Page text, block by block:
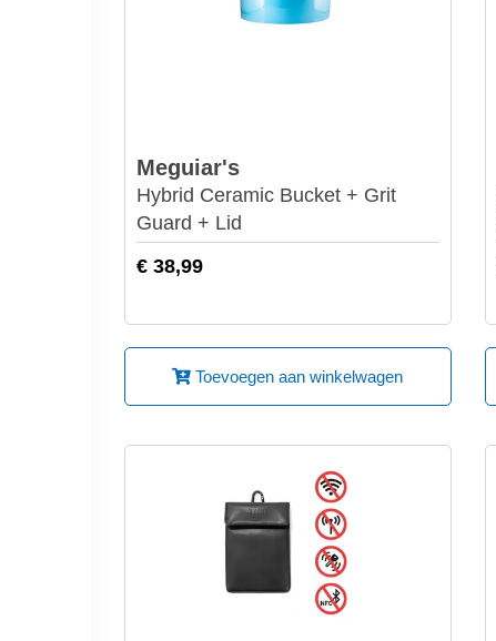
Meguiar's
Hybrid Ceramic Bucket + Grit
Guard + Lid
€ 38,99
Toevoegen aan winkelwagen